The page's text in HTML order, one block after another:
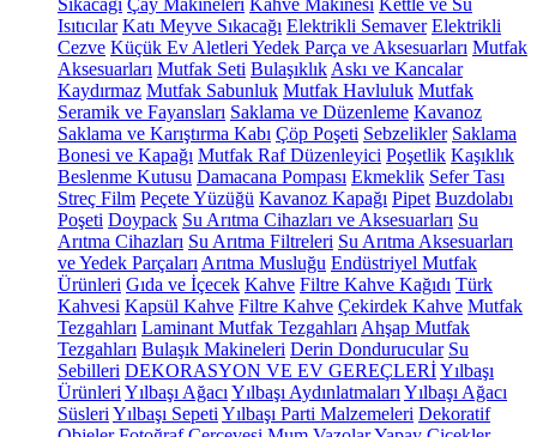
Sıkacağı Çay Makineleri Kahve Makinesi Kettle ve Su
Isıtıcılar Katı Meyve Sıkacağı Elektrikli Semaver Elektrikli
Cezve Küçük Ev Aletleri Yedek Parça ve Aksesuarları Mutfak
Aksesuarları Mutfak Seti Bulaşıklık Askı ve Kancalar
Kaydırmaz Mutfak Sabunluk Mutfak Havluluk Mutfak
Seramik ve Fayansları Saklama ve Düzenleme Kavanoz
Saklama ve Karıştırma Kabı Çöp Poşeti Sebzelikler Saklama
Bonesi ve Kapağı Mutfak Raf Düzenleyici Poşetlik Kaşıklık
Beslenme Kutusu Damacana Pompası Ekmeklik Sefer Tası
Streç Film Peçete Yüzüğü Kavanoz Kapağı Pipet Buzdolabı
Poşeti Doypack Su Arıtma Cihazları ve Aksesuarları Su
Arıtma Cihazları Su Arıtma Filtreleri Su Arıtma Aksesuarları
ve Yedek Parçaları Arıtma Musluğu Endüstriyel Mutfak
Ürünleri Gıda ve İçecek Kahve Filtre Kahve Kağıdı Türk
Kahvesi Kapsül Kahve Filtre Kahve Çekirdek Kahve Mutfak
Tezgahları Laminant Mutfak Tezgahları Ahşap Mutfak
Tezgahları Bulaşık Makineleri Derin Dondurucular Su
Sebilleri DEKORASYON VE EV GEREÇLERİYılbaşı
Ürünleri Yılbaşı Ağacı Yılbaşı Aydınlatmaları Yılbaşı Ağacı
Süsleri Yılbaşı Sepeti Yılbaşı Parti Malzemeleri Dekoratif